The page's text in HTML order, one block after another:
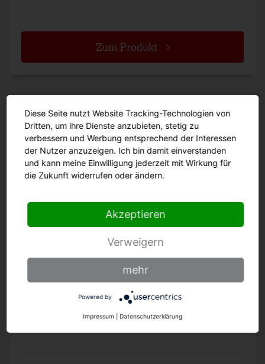
Zum Produkt
Santoku Kochmesser „Mano“
218269 sp
Diese Seite nutzt Website Tracking-Technologien von
Dritten, um ihre Dienste anzubieten, stetig zu
verbessern und Werbung entsprechend der Interessen
der Nutzer anzuzeigen. Ich bin damit einverstanden
und kann meine Einwilligung jederzeit mit Wirkung für
die Zukunft widerrufen oder ändern.
Akzeptieren
Verweigern
mehr
Powered by
Impressum Datenschutzerklärung